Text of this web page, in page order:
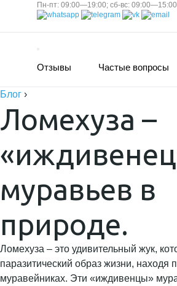
Пн-пт: 09:00—19:00; сб-вс: 09:00—15:00
Отзывы Частые вопросы
Блог ›
Ломехуза –
муравьев в
природе.
Ломехуза – это удивительный жук,
паразитический образ жизни, находя
муравейниках. Эти «иждивенцы»